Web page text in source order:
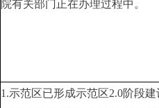
院有关部门正在办理过程中。
1.示范区已形成示范区2.0阶段